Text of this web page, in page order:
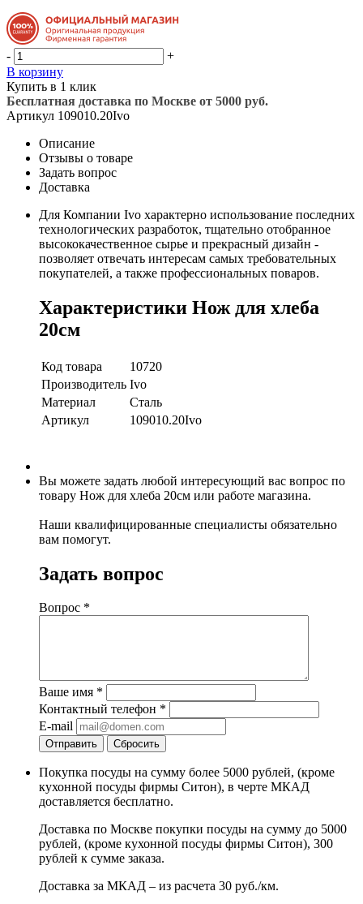
-
+
В корзину
Купить в 1 клик
Бесплатная доставка по Москве от 5000 руб.
Артикул 109010.20Ivo
Описание
Отзывы о товаре
Задать вопрос
Доставка
Для Компании Ivo характерно использование последних
технологических разработок, тщательно отобранное
высококачественное сырье и прекрасный дизайн -
позволяет отвечать интересам самых требовательных
покупателей, а также профессиональных поваров.
Характеристики Нож для хлеба
20см
Код товара
10720
Производитель Ivo
Материал
Сталь
Артикул
109010.20Ivo
Вы можете задать любой интересующий вас вопрос по
товару Нож для хлеба 20см или работе магазина.
Наши квалифицированные специалисты обязательно
вам помогут.
Задать вопрос
Вопрос *
Ваше имя *
Контактный телефон *
E-mail
Отправить Сбросить
Покупка посуды на сумму более 5000 рублей, (кроме
кухонной посуды фирмы Ситон), в черте МКАД
доставляется бесплатно.
Доставка по Москве покупки посуды на сумму до 5000
рублей, (кроме кухонной посуды фирмы Ситон), 300
рублей к сумме заказа.
Доставка за МКАД – из расчета 30 руб./км.